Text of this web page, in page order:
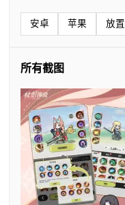
安卓 苹果 放置
所有截图